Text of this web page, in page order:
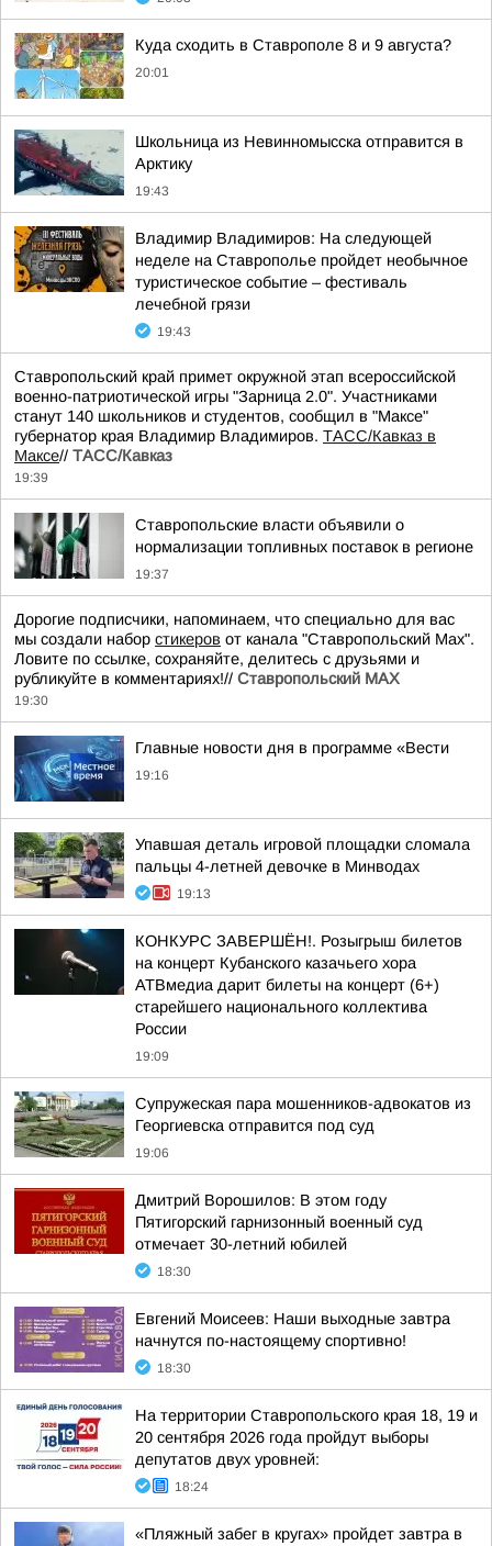
Куда сходить в Ставрополе 8 и 9 августа?
20:01
Школьница из Невинномысска отправится в
Арктику
19:43
Владимир Владимиров: На следующей
неделе на Ставрополье пройдет необычное
туристическое событие – фестиваль
лечебной грязи
19:43
Ставропольский край примет окружной этап всероссийской
военно-патриотической игры "Зарница 2.0". Участниками
станут 140 школьников и студентов, сообщил в "Максе"
губернатор края Владимир Владимиров. ТАСС/Кавказ в
Максе// ТАСС/Кавказ
19:39
Ставропольские власти объявили о
нормализации топливных поставок в регионе
19:37
Дорогие подписчики, напоминаем, что специально для вас
мы создали набор стикеров от канала "Ставропольский Max".
Ловите по ссылке, сохраняйте, делитесь с друзьями и
рубликуйте в комментариях!// Ставропольский MAX
19:30
Главные новости дня в программе «Вести
19:16
Упавшая деталь игровой площадки сломала
пальцы 4-летней девочке в Минводах
19:13
КОНКУРС ЗАВЕРШЁН!. Розыгрыш билетов
на концерт Кубанского казачьего хора
АТВмедиа дарит билеты на концерт (6+)
старейшего национального коллектива
России
19:09
Супружеская пара мошенников-адвокатов из
Георгиевска отправится под суд
19:06
Дмитрий Ворошилов: В этом году
Пятигорский гарнизонный военный суд
отмечает 30-летний юбилей
18:30
Евгений Моисеев: Наши выходные завтра
начнутся по-настоящему спортивно!
18:30
На территории Ставропольского края 18, 19 и
20 сентября 2026 года пройдут выборы
депутатов двух уровней:
18:24
«Пляжный забег в кругах» пройдет завтра в